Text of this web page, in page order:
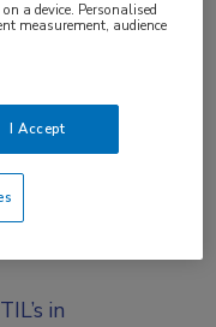
dat
heeft. Van die
om de
te optimaliseren.
zowel
in
a device. Personalised
measurement, audience
I Accept